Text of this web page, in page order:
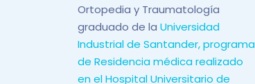
Ortopedia y Traumatología
graduado de la Universidad
Industrial de Santander, programa
de Residencia médica realizado
en el Hospital Universitario de